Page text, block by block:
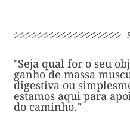
"Seja qual for o seu
ganho de massa
digestiva ou
estamos aqui para
do caminho."